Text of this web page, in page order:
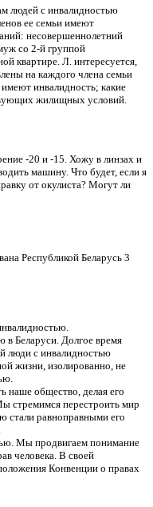
людей с инвалидностью
ее семьи имеют
несовершеннолетний
со 2-й группой
квартире. Л. интересуется,
на каждого члена семьи
инвалидность; какие
жилищных условий.
-20 и -15. Хожу в линзах и
машину. Что будет, если я
от окулиста? Могут ли
Республикой Беларусь 3
Беларуси. Долгое время
люди с инвалидностью
жизни, изолированно, не
наше общество, делая его
стремимся перестроить мир
стали равноправными его
Мы продвигаем понимание
человека. В своей
Конвенции о правах